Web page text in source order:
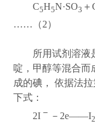
C5H5N·SO3 ＋
…… （2）
所用试剂溶液
啶，甲醇等混合而
成的碘，
依据法拉
下式：
2I － － 2e——I2